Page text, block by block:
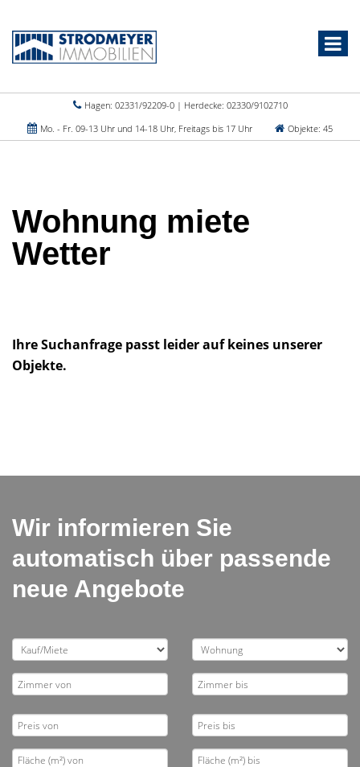
Hagen: 02331/92209-0 | Herdecke: 02330/9102710
Mo. - Fr. 09-13 Uhr und 14-18 Uhr, Freitags bis 17 Uhr
Objekte: 45
Wohnung miete
Wetter
Ihre Suchanfrage passt leider auf keines unserer
Objekte.
Wir informieren Sie
automatisch über passende
neue Angebote